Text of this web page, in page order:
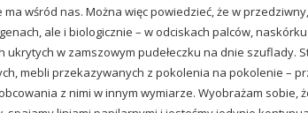
wśród nas. Można więc powiedzieć, że w
ale i biologicznie – w odciskach palców,
ukrytych w zamszowym pudełeczku na dnie szuflady.
mebli przekazywanych z pokolenia na pokolenie –
z nimi w innym wymiarze. Wyobrażam